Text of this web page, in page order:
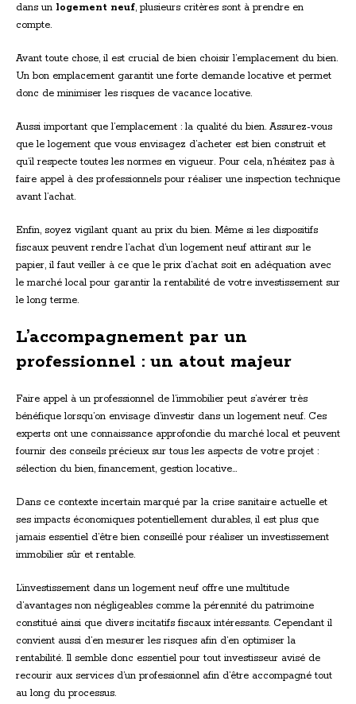
dans un logement neuf, plusieurs critères sont à prendre en
compte.
Avant toute chose, il est crucial de bien choisir l’emplacement du bien.
Un bon emplacement garantit une forte demande locative et permet
donc de minimiser les risques de vacance locative.
Aussi important que l’emplacement : la qualité du bien. Assurez-vous
que le logement que vous envisagez d’acheter est bien construit et
qu’il respecte toutes les normes en vigueur. Pour cela, n’hésitez pas à
faire appel à des professionnels pour réaliser une inspection technique
avant l’achat.
Enfin, soyez vigilant quant au prix du bien. Même si les dispositifs
fiscaux peuvent rendre l’achat d’un logement neuf attirant sur le
papier, il faut veiller à ce que le prix d’achat soit en adéquation avec
le marché local pour garantir la rentabilité de votre investissement sur
le long terme.
L’accompagnement par un
professionnel : un atout majeur
Faire appel à un professionnel de l’immobilier peut s’avérer très
bénéfique lorsqu’on envisage d’investir dans un logement neuf. Ces
experts ont une connaissance approfondie du marché local et peuvent
fournir des conseils précieux sur tous les aspects de votre projet :
sélection du bien, financement, gestion locative…
Dans ce contexte incertain marqué par la crise sanitaire actuelle et
ses impacts économiques potentiellement durables, il est plus que
jamais essentiel d’être bien conseillé pour réaliser un investissement
immobilier sûr et rentable.
L’investissement dans un logement neuf offre une multitude
d’avantages non négligeables comme la pérennité du patrimoine
constitué ainsi que divers incitatifs fiscaux intéressants. Cependant il
convient aussi d’en mesurer les risques afin d’en optimiser la
rentabilité. Il semble donc essentiel pour tout investisseur avisé de
recourir aux services d’un professionnel afin d’être accompagné tout
au long du processus.